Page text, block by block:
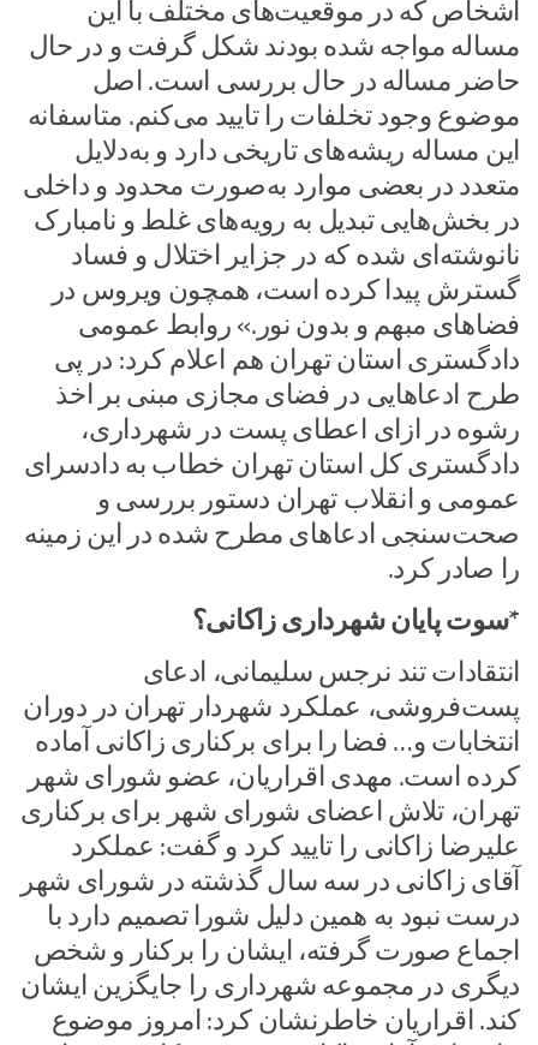
اشخاص که در موقعیت‌های مختلف با این
مساله مواجه شده بودند شکل گرفت و در حال
حاضر مساله در حال بررسی است. اصل
موضوع وجود تخلفات را تایید می‌کنم. متاسفانه
این مساله ریشه‌های تاریخی دارد و به‌دلایل
متعدد در بعضی موارد به‌صورت محدود و داخلی
در بخش‌هایی تبدیل به رویه‌های غلط و نامبارک
نانوشته‌ای شده که در جزایر اختلال و فساد
گسترش پیدا کرده است، همچون ویروس در
فضاهای مبهم و بدون نور.» روابط عمومی
دادگستری استان تهران هم اعلام کرد: در پی
طرح ادعا‌هایی در فضای مجازی مبنی بر اخذ
رشوه در ازای اعطای پست در شهرداری،
دادگستری کل استان تهران خطاب به دادسرای
عمومی و انقلاب تهران دستور بررسی و
صحت‌سنجی ادعا‌های مطرح شده در این زمینه
را صادر کرد.
*سوت پایان شهرداری زاکانی؟
انتقادات تند نرجس سلیمانی، ادعای
پست‌فروشی، عملکرد شهردار تهران در دوران
انتخابات و… فضا را برای برکناری زاکانی آماده
کرده است. مهدی اقراریان، عضو شورای شهر
تهران، تلاش اعضای شورای شهر برای برکناری
علیرضا زاکانی را تایید کرد و گفت: عملکرد
آقای زاکانی در سه سال گذشته در شورای شهر
درست نبود به همین دلیل شورا تصمیم دارد با
اجماع صورت گرفته، ایشان را برکنار و شخص
دیگری در مجموعه شهرداری را جایگزین ایشان
کند. اقراریان خاطرنشان کرد: امروز موضوع